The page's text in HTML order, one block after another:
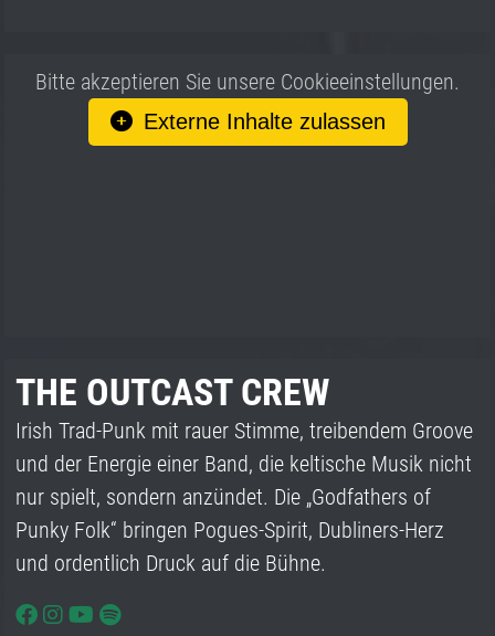
Bitte akzeptieren Sie unsere Cookieeinstellungen.
Externe Inhalte zulassen
THE OUTCAST CREW
Irish Trad-Punk mit rauer Stimme, treibendem Groove
und der Energie einer Band, die keltische Musik nicht
nur spielt, sondern anzündet. Die „Godfathers of
Punky Folk“ bringen Pogues-Spirit, Dubliners-Herz
und ordentlich Druck auf die Bühne.